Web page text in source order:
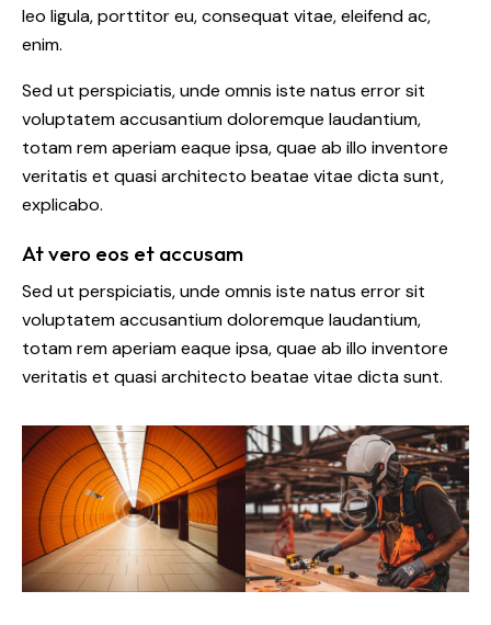
leo ligula, porttitor eu, consequat vitae, eleifend ac,
enim.
Sed ut perspiciatis, unde omnis iste natus error sit
voluptatem accusantium doloremque laudantium,
totam rem aperiam eaque ipsa, quae ab illo inventore
veritatis et quasi architecto beatae vitae dicta sunt,
explicabo.
At vero eos et accusam
Sed ut perspiciatis, unde omnis iste natus error sit
voluptatem accusantium doloremque laudantium,
totam rem aperiam eaque ipsa, quae ab illo inventore
veritatis et quasi architecto beatae vitae dicta sunt.